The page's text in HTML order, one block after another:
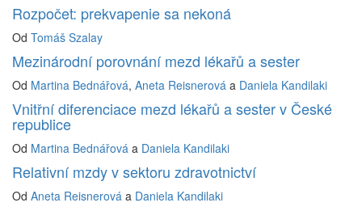
Rozpočet: prekvapenie sa nekoná
Od Tomáš Szalay
Mezinárodní porovnání mezd lékařů a sester
Od Martina Bednářová, Aneta Reisnerová a Daniela Kandilaki
Vnitřní diferenciace mezd lékařů a sester v České
republice
Od Martina Bednářová a Daniela Kandilaki
Relativní mzdy v sektoru zdravotnictví
Od Aneta Reisnerová a Daniela Kandilaki